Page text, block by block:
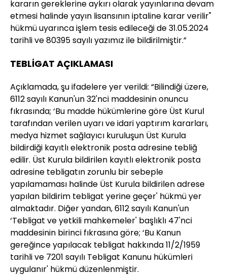
kararın gereklerine aykırı olarak yayınlarına devam
etmesi halinde yayın lisansının iptaline karar verilir"
hükmü uyarınca işlem tesis edileceği de 31.05.2024
tarihli ve 80395 sayılı yazımız ile bildirilmiştir.”
TEBLİGAT AÇIKLAMASI
Açıklamada, şu ifadelere yer verildi: “Bilindiği üzere,
6112 sayılı Kanun'un 32'nci maddesinin onuncu
fıkrasında; ‘Bu madde hükümlerine göre Üst Kurul
tarafından verilen uyarı ve idari yaptırım kararları,
medya hizmet sağlayıcı kuruluşun Üst Kurula
bildirdiği kayıtlı elektronik posta adresine tebliğ
edilir. Üst Kurula bildirilen kayıtlı elektronik posta
adresine tebligatın zorunlu bir sebeple
yapılamaması halinde Üst Kurula bildirilen adrese
yapılan bildirim tebligat yerine geçer' hükmü yer
almaktadır. Diğer yandan, 6112 sayılı Kanun'un
‘Tebligat ve yetkili mahkemeler' başlıklı 47'nci
maddesinin birinci fıkrasına göre; ‘Bu Kanun
gereğince yapılacak tebligat hakkında 11/2/1959
tarihli ve 7201 sayılı Tebligat Kanunu hükümleri
uygulanır' hükmü düzenlenmiştir.